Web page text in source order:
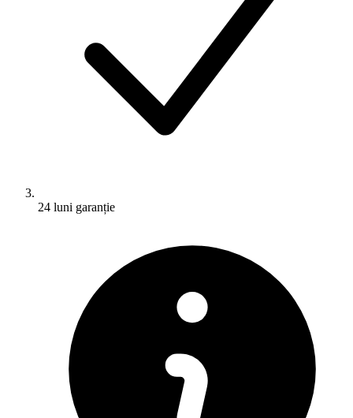
24 luni garanție